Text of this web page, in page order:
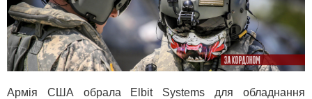
Армія США обрала Elbit Systems для обладнання